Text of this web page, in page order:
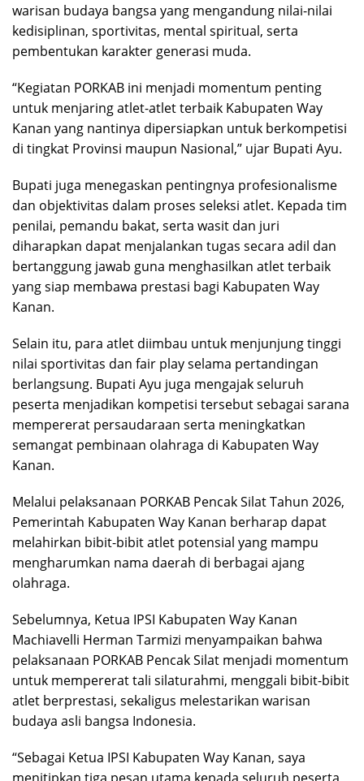
warisan budaya bangsa yang mengandung nilai-nilai
kedisiplinan, sportivitas, mental spiritual, serta
pembentukan karakter generasi muda.
“Kegiatan PORKAB ini menjadi momentum penting
untuk menjaring atlet-atlet terbaik Kabupaten Way
Kanan yang nantinya dipersiapkan untuk berkompetisi
di tingkat Provinsi maupun Nasional,” ujar Bupati Ayu.
Bupati juga menegaskan pentingnya profesionalisme
dan objektivitas dalam proses seleksi atlet. Kepada tim
penilai, pemandu bakat, serta wasit dan juri
diharapkan dapat menjalankan tugas secara adil dan
bertanggung jawab guna menghasilkan atlet terbaik
yang siap membawa prestasi bagi Kabupaten Way
Kanan.
Selain itu, para atlet diimbau untuk menjunjung tinggi
nilai sportivitas dan fair play selama pertandingan
berlangsung. Bupati Ayu juga mengajak seluruh
peserta menjadikan kompetisi tersebut sebagai sarana
mempererat persaudaraan serta meningkatkan
semangat pembinaan olahraga di Kabupaten Way
Kanan.
Melalui pelaksanaan PORKAB Pencak Silat Tahun 2026,
Pemerintah Kabupaten Way Kanan berharap dapat
melahirkan bibit-bibit atlet potensial yang mampu
mengharumkan nama daerah di berbagai ajang
olahraga.
Sebelumnya, Ketua IPSI Kabupaten Way Kanan
Machiavelli Herman Tarmizi menyampaikan bahwa
pelaksanaan PORKAB Pencak Silat menjadi momentum
untuk mempererat tali silaturahmi, menggali bibit-bibit
atlet berprestasi, sekaligus melestarikan warisan
budaya asli bangsa Indonesia.
“Sebagai Ketua IPSI Kabupaten Way Kanan, saya